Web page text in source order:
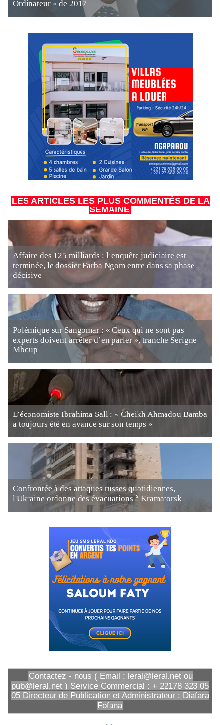
Ordinateur » de 2017
LES ARTICLES LES PLUS COMMENTÉS DE LA
SEMAINE
Affaire des 125 milliards : l’enquête judiciaire est
terminée, le dossier Farba Ngom entre dans sa phase
décisive
Polémique sur Sangomar : « Ceux qui ne sont pas
experts doivent arrêter d’en parler », tranche Serigne
Mboup
L’économiste Ibrahima Sall : « Cheikh Ahmadou Bamba
a toujours été en avance sur son temps »
Confrontée à des attaques russes quotidiennes,
l'Ukraine ordonne des évacuations à Kramatorsk
Contactez - nous ( Email : leral@leral.net ou
pub@leral.net ) Service Commercial : + 22178 323 05
05 Directeur de Publication et Administrateur : Diafara
Fofana